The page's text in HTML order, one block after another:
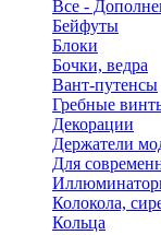
Все -
Бейфуты
Блоки
Бочки, ведра
Вант-путенсы
Гребные
Декорации
Держатели
Для
Колокола,
Кольца